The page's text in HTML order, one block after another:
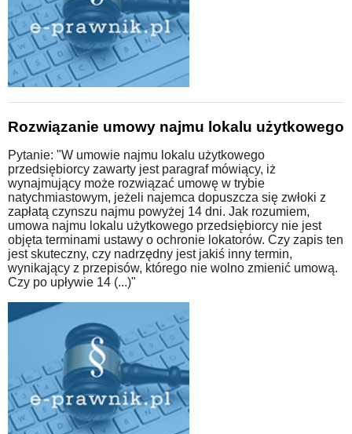
Rozwiązanie umowy najmu lokalu użytkowego
Pytanie: "W umowie najmu lokalu użytkowego
przedsiębiorcy zawarty jest paragraf mówiący, iż
wynajmujący może rozwiązać umowę w trybie
natychmiastowym, jeżeli najemca dopuszcza się zwłoki z
zapłatą czynszu najmu powyżej 14 dni. Jak rozumiem,
umowa najmu lokalu użytkowego przedsiębiorcy nie jest
objęta terminami ustawy o ochronie lokatorów. Czy zapis ten
jest skuteczny, czy nadrzędny jest jakiś inny termin,
wynikający z przepisów, którego nie wolno zmienić umową.
Czy po upływie 14 (...)"